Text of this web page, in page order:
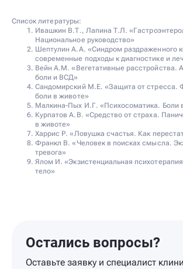
Список литературы:
Ивашкин В.Т., Лапина Т.Л.
Национальное руководство»
Шептулин А.А. «Синдром раздраженного
современные подходы к диагностике и
Вейн А.М. «Вегетативные расстройства.
боли и ВСД»
Сандомирский М.Е. «Защита от стресса.
боли в животе»
Малкина-Пых И.Г. «Психосоматика. Боли
Курпатов А.В. «Средство от страха.
в животе»
Харрис Р. «Ловушка счастья. Как
Франкл В. «Человек в поисках смысла.
тревога»
Ялом И. «Экзистенциальная
тело»
Остались вопросы?
Оставьте заявку и специалист